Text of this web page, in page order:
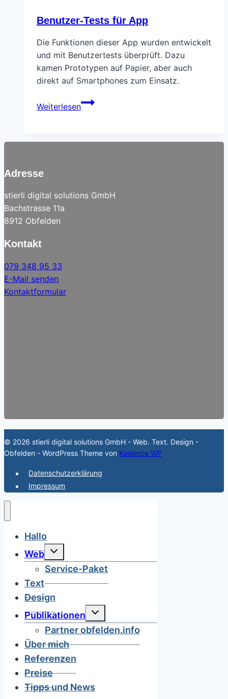
Benutzer-Tests für App
Die Funktionen dieser App wurden entwickelt
und mit Benutzertests überprüft. Dazu
kamen Prototypen auf Papier, aber auch
direkt auf Smartphones zum Einsatz.
Weiterlesen
Benutzer-
Tests
App
Adresse
stierli digital solutions GmbH
Bachstrasse 11a
8912 Obfelden
Kontakt
079 348 95 33
E-Mail senden
Kontaktformular
© 2026 stierli digital solutions GmbH - Web. Text. Design -
Obfelden - WordPress Theme von Kadence WP
Datenschutzerklärung
Impressum
Hallo
Web
Untermenü
umschalten
Service-Paket
Text
Design
Publikationen
Untermenü
umschalten
Partner obfelden.info
Über mich
Referenzen
Preise
Tipps und News